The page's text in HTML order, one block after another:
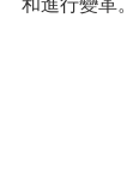
和進行變革。